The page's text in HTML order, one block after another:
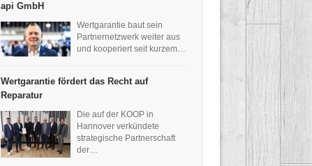
api GmbH
Wertgarantie baut sein
Partnernetzwerk weiter aus
und kooperiert seit kurzem…
Wertgarantie fördert das Recht auf
Reparatur
Die auf der KOOP in
Hannover verkündete
strategische Partnerschaft
der…